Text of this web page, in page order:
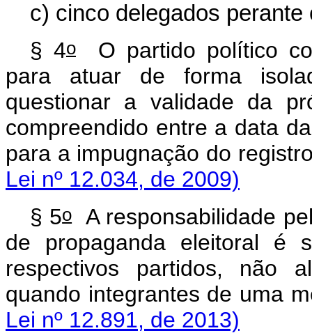
c) cinco delegados
§ 4o O partido político
para atuar de forma
questionar a validade da
compreendido entre a data
para a impugnação do
Lei nº 12.034, de 2009)
§ 5oA responsabilidade
de propaganda eleitoral é
respectivos partidos, não
quando integrantes de
Lei nº 12.891, de 2013)